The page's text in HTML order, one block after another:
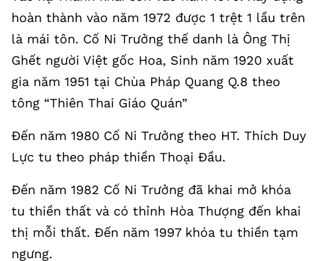
hoàn thành vào năm 1972 được 1 trệt 1 lầu trên
là mái tôn. Cố Ni Trưởng thế danh là Ông Thị
Ghết người Việt gốc Hoa, Sinh năm 1920 xuất
gia năm 1951 tại Chùa Pháp Quang Q.8 theo
tông “Thiên Thai Giáo Quán”
Đến năm 1980 Cố Ni Trưởng theo HT. Thích Duy
Lực tu theo pháp thiền Thoại Đầu.
Đến năm 1982 Cố Ni Trưởng đã khai mở khóa
tu thiền thất và có thỉnh Hòa Thượng đến khai
thị mỗi thất. Đến năm 1997 khóa tu thiền tạm
ngưng.